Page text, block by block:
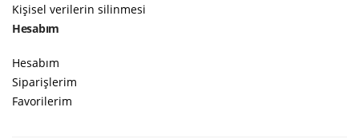
Kişisel verilerin silinmesi
Hesabım
Hesabım
Siparişlerim
Favorilerim